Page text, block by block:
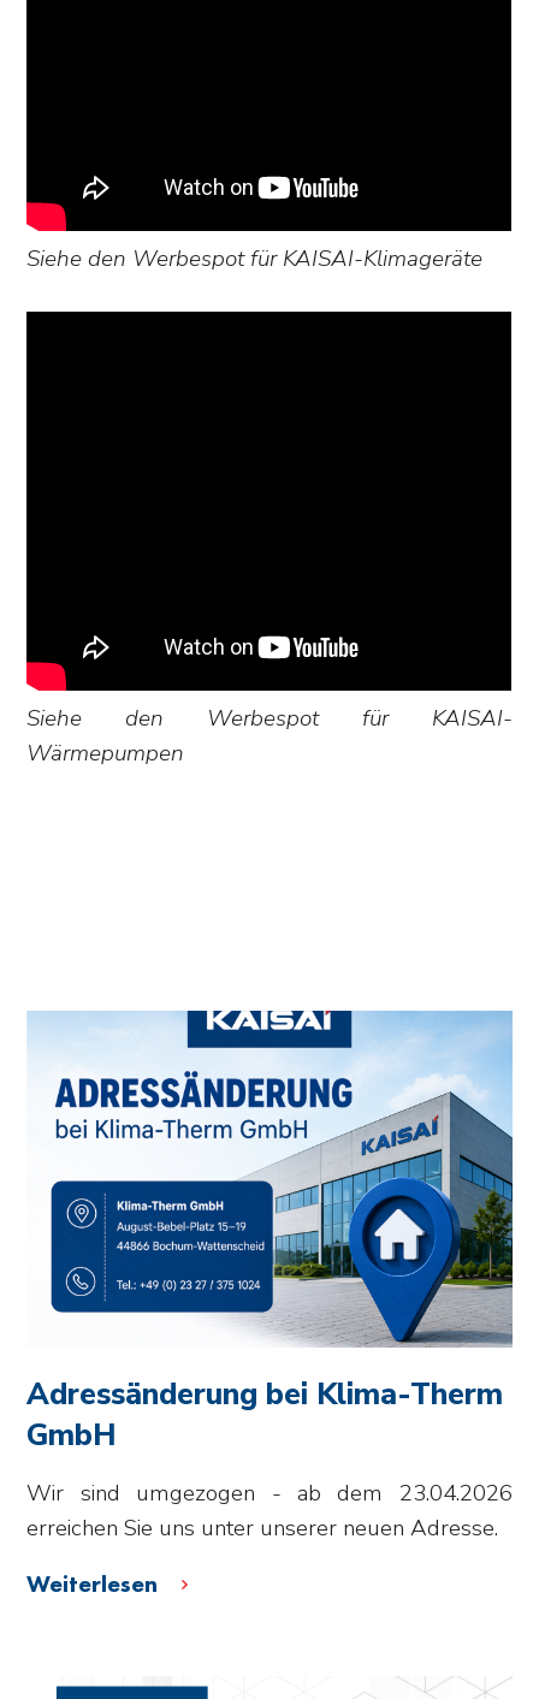
Siehe den Werbespot für KAISAI-Klimageräte
Siehe den Werbespot für KAISAI-
Wärmepumpen
Adressänderung bei Klima-Therm
GmbH
Wir sind umgezogen - ab dem 23.04.2026
erreichen Sie uns unter unserer neuen Adresse.
Weiterlesen